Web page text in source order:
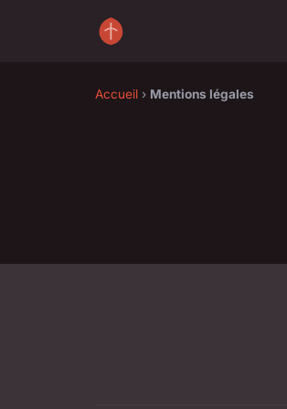
Accueil › Mentions légales